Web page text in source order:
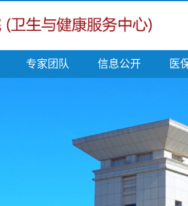
专家团队 信息公开 医